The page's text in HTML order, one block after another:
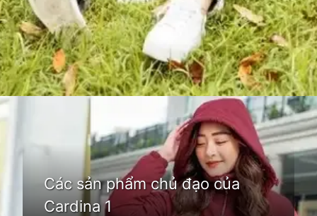
https://idep.edu.vn/thoi-trang-cardina-66
Các sản phẩm chủ đạo của
Cardina 1